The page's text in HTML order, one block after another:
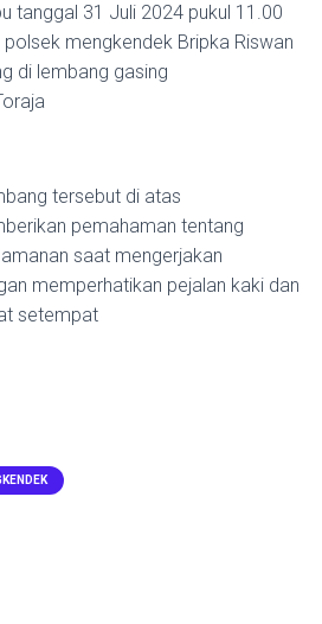
tanggal 31 Juli 2024 pukul 11.00
mengkendek Bripka Riswan
di lembang gasing
tersebut di atas
pemahaman tentang
saat mengerjakan
memperhatikan pejalan kaki dan
setempat